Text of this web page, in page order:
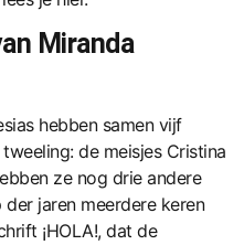
Miranda
hebben samen vijf
de meisjes Cristina
ze nog drie andere
jaren meerdere keren
¡HOLA!, dat de